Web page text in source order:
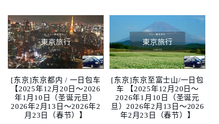
价
格
[东京]东京都内 / 一日包车
【2025年12月20日～2026
年1月10日（圣诞元旦）
2026年2月13日～2026年2
月23日（春节）】
[东京]东京至富士山/一日包
车 【2025年12月20日～
2026年1月10日（圣诞元
旦）2026年2月13日～2026
年2月23日（春节）】